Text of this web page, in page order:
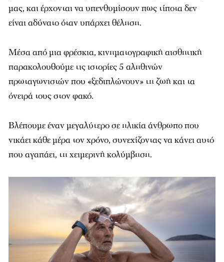
μας, και έρχονται να υπενθυμίσουν πως τίποτα δεν
είναι αδύνατο όταν υπάρχει θέληση.
Μέσα από μια φρέσκια, κινηματογραφική αισθητική
παρακολουθούμε τις ιστορίες 5 αληθινών
πρωταγωνιστών που «ξεδιπλώνουν» τη ζωή και τα
όνειρά τους στον φακό.
Βλέπουμε έναν μεγαλύτερο σε ηλικία άνθρωπο που
νικάει κάθε μέρα τον χρόνο, συνεχίζοντας να κάνει αυτό
που αγαπάει, τη χειμερινή κολύμβηση.